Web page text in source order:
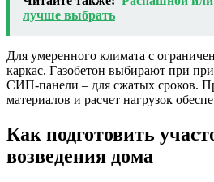
лучше выбрать
Для умеренного климата с
каркас. Газобетон выбирают при
СИП-панели – для сжатых сроков.
материалов и расчет нагрузок
Как подготовить
возведения дома